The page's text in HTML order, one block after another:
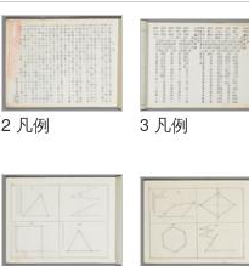
2 凡例 3 凡例